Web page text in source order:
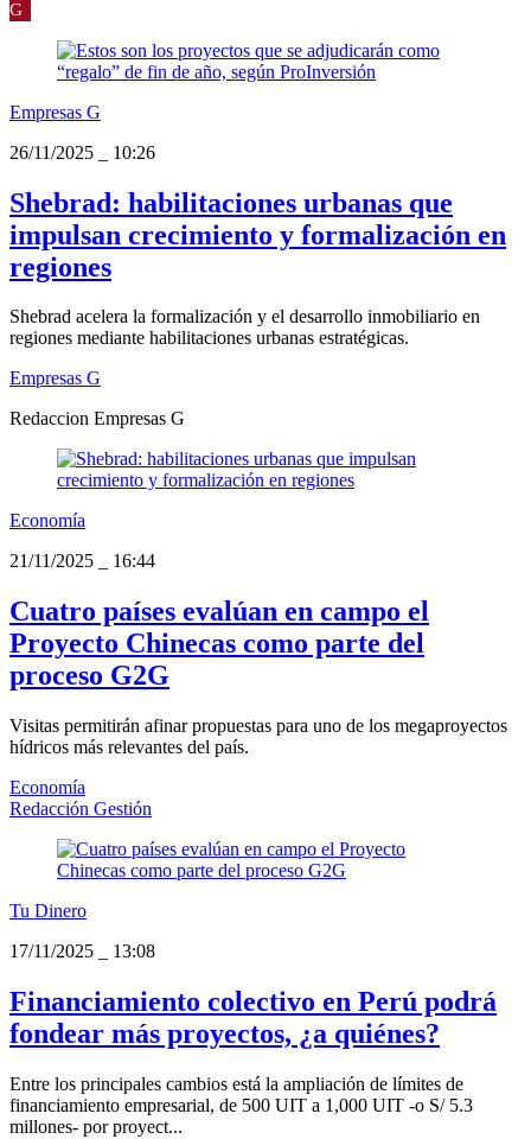
G
Empresas G
26/11/2025
10:26
Shebrad: habilitaciones urbanas que
impulsan crecimiento y formalización en
regiones
Shebrad acelera la formalización y el desarrollo inmobiliario en
regiones mediante habilitaciones urbanas estratégicas.
Empresas G
Redaccion Empresas G
Economía
21/11/2025
16:44
Cuatro países evalúan en campo el
Proyecto Chinecas como parte del
proceso G2G
Visitas permitirán afinar propuestas para uno de los megaproyectos
hídricos más relevantes del país.
Economía
Redacción Gestión
Tu Dinero
17/11/2025
13:08
Financiamiento colectivo en Perú podrá
fondear más proyectos, ¿a quiénes?
Entre los principales cambios está la ampliación de límites de
financiamiento empresarial, de 500 UIT a 1,000 UIT -o S/ 5.3
millones- por proyect...